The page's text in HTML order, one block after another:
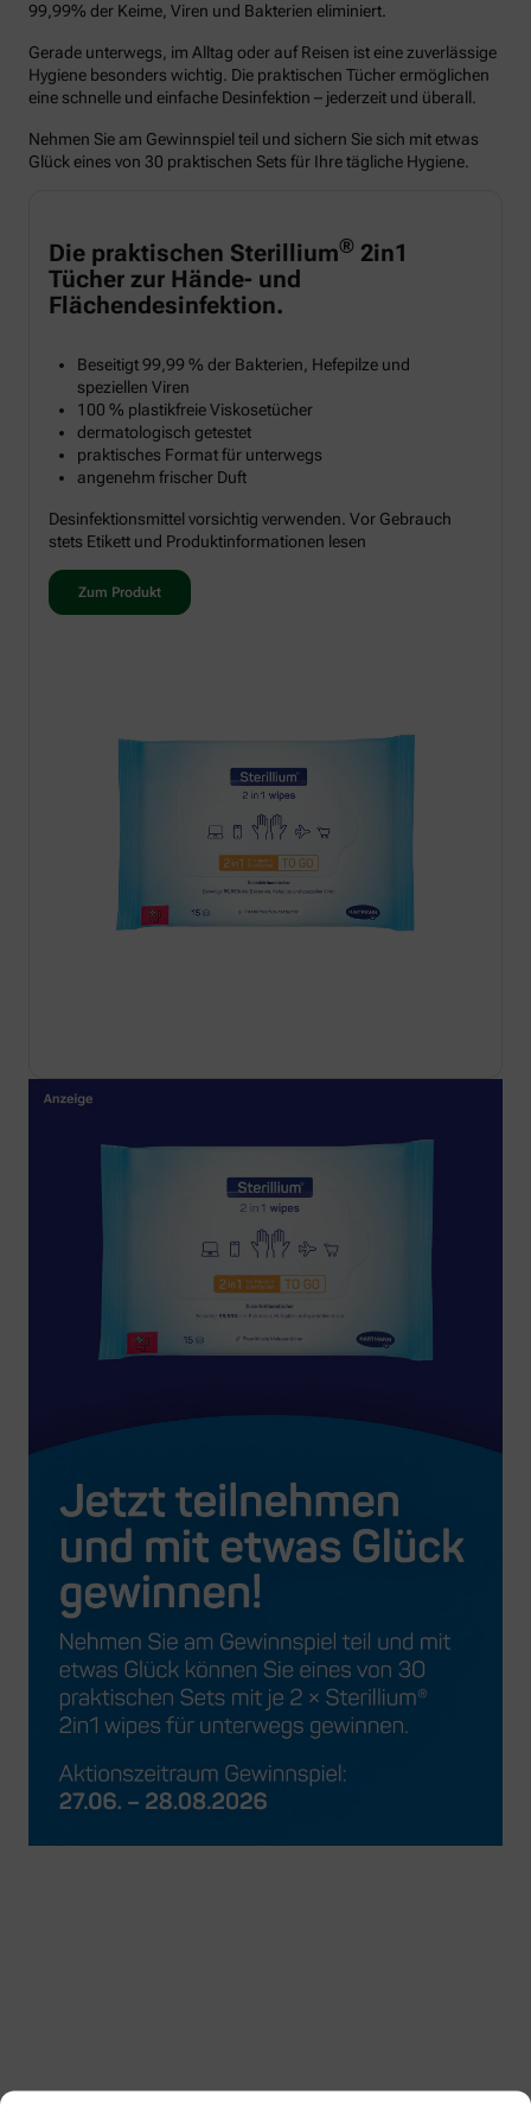
99,99% der Keime, Viren und Bakterien eliminiert.
Gerade unterwegs, im Alltag oder auf Reisen ist eine zuverlässige
Hygiene besonders wichtig. Die praktischen Tücher ermöglichen
eine schnelle und einfache Desinfektion – jederzeit und überall.
Nehmen Sie am Gewinnspiel teil und sichern Sie sich mit etwas
Glück eines von 30 praktischen Sets für Ihre tägliche Hygiene.
Die praktischen Sterillium® 2in1
Tücher zur Hände- und
Flächendesinfektion.
Beseitigt 99,99 % der Bakterien, Hefepilze und
speziellen Viren
100 % plastikfreie Viskosetücher
dermatologisch getestet
praktisches Format für unterwegs
angenehm frischer Duft
Desinfektionsmittel vorsichtig verwenden. Vor Gebrauch
stets Etikett und Produktinformationen lesen
Zum Produkt